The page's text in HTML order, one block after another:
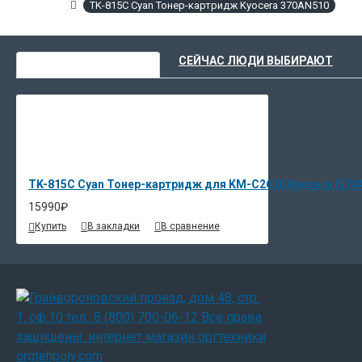
TK-815C Cyan Тонер-картридж Kyocera 370AN510
СЕЙЧАС ЛЮДИ ВЫБИРАЮТ
TK-815C Cyan Тонер-картридж для KM-C2630 Kyocera
15990₽
Купить В закладки В сравнение